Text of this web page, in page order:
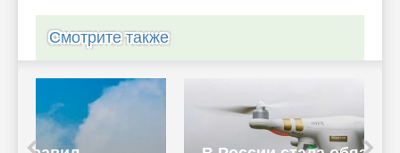
Смотрите также